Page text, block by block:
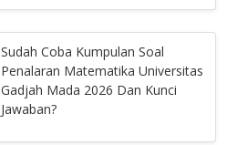
Sudah Coba Kumpulan Soal
Penalaran Matematika Universitas
Gadjah Mada 2026 Dan Kunci
Jawaban?